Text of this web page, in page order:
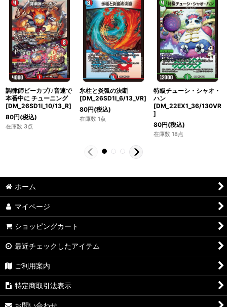
調律師ピーカプ/♪音速で
本番中に チューニング
[DM_26SD1I_10/13_R]
80円(税込)
在庫数 3点
氷柱と炎弧の決断
[DM_26SD1I_6/13_VR]
80円(税込)
在庫数 1点
特級チューシ・シャオ・
ハン
[DM_22EX1_36/130VR
]
80円(税込)
在庫数 18点
ホーム
マイページ
ショッピングカート
最近チェックしたアイテム
ご利用案内
特定商取引法表示
お問い合わせ